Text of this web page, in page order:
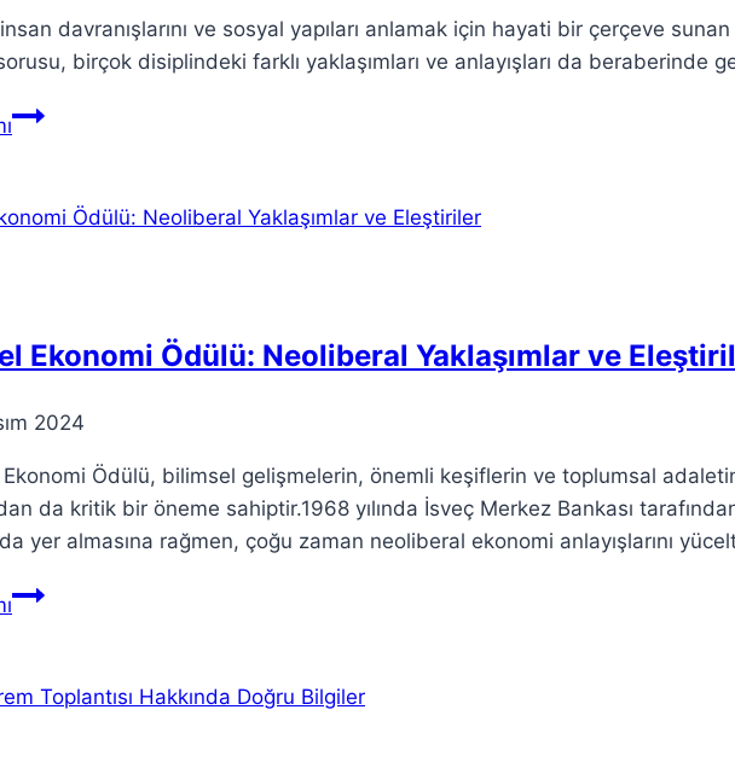
davranışlarını ve sosyal yapıları anlamak için hayati bir çerçeve
birçok disiplindeki farklı yaklaşımları ve anlayışları da beraberinde
Teori:
için
Ekonomi Ödülü: Neoliberal Yaklaşımlar ve
2024
Ödülü, bilimsel gelişmelerin, önemli keşiflerin ve toplumsal
da kritik bir öneme sahiptir.1968 yılında İsveç Merkez Bankası
yer almasına rağmen, çoğu zaman neoliberal ekonomi anlayışlarını
Nobel
Neoliberal